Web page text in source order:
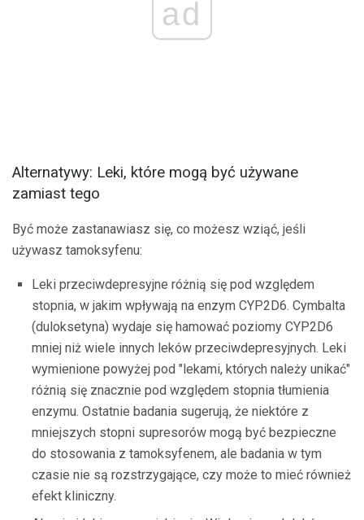
ad
Alternatywy: Leki, które mogą być używane
zamiast tego
Być może zastanawiasz się, co możesz wziąć, jeśli
używasz tamoksyfenu:
Leki przeciwdepresyjne różnią się pod względem
stopnia, w jakim wpływają na enzym CYP2D6. Cymbalta
(duloksetyna) wydaje się hamować poziomy CYP2D6
mniej niż wiele innych leków przeciwdepresyjnych. Leki
wymienione powyżej pod "lekami, których należy unikać"
różnią się znacznie pod względem stopnia tłumienia
enzymu. Ostatnie badania sugerują, że niektóre z
mniejszych stopni supresorów mogą być bezpieczne
do stosowania z tamoksyfenem, ale badania w tym
czasie nie są rozstrzygające, czy może to mieć również
efekt kliniczny.